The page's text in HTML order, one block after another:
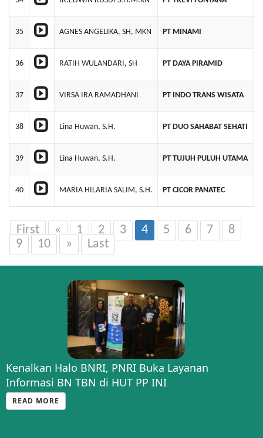
35 AGNES ANGELIKA, SH, MKN PT MINAMI
36 RATIH WULANDARI, SH PT DAYA PIRAMID
37 VIRSA IRA RAMADHANI PT INDO TRANS WISATA
38 Lina Huwan, S.H. PT DUO SAHABAT SEHATI
39 Lina Huwan, S.H. PT TUJUH PULUH UTAMA
40 MARIA HILARIA SALIM, S.H. PT CICOR PANATEC
First « 1 2 3 4 5 6 7
8
9
10 » Last
Kenalkan Halo BNRI, PNRI Buka Layanan
Informasi BN TBN di HUT PP INI
READ MORE